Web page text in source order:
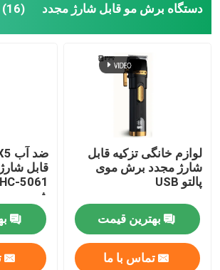
دستگاه برش مو قابل شارژ مجدد (16)
لوازم خانگی تزکیه قابل
شارژ مجدد برش موی
پالتو USB
بهترین قیمت
تماس با ما
قابل
شیب